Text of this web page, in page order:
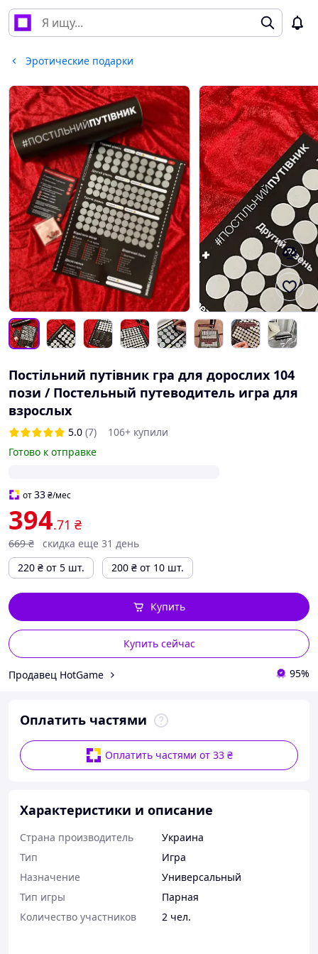
Эротические подарки
Постільний путівник гра для дорослих 104
пози / Постельный путеводитель игра для
взрослых
5.0 (7)
106+ купили
Готово к отправке
от33₴/мес
394.71 ₴
669 ₴
скидка еще 31 день
220 ₴ от 5 шт. 200 ₴ от 10 шт.
Купить сейчас
Купить
Продавец HotGame 95%
Оплатить частями
Оплатить частями от 33 ₴
Характеристики и описание
Страна производитель
Украина
Тип
Игра
Назначение
Универсальный
Тип игры
Парная
Количество участников
2 чел.